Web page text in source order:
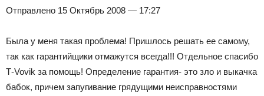
Отправлено 15 Октябрь 2008 — 17:27
Была у меня такая проблема! Пришлось решать ее самому,
так как гарантийщики отмажутся всегда!!! Отдельное спасибо
Т-Vovik за помощь! Определение гарантия- это зло и выкачка
бабок, причем запугивание грядущими неисправностями